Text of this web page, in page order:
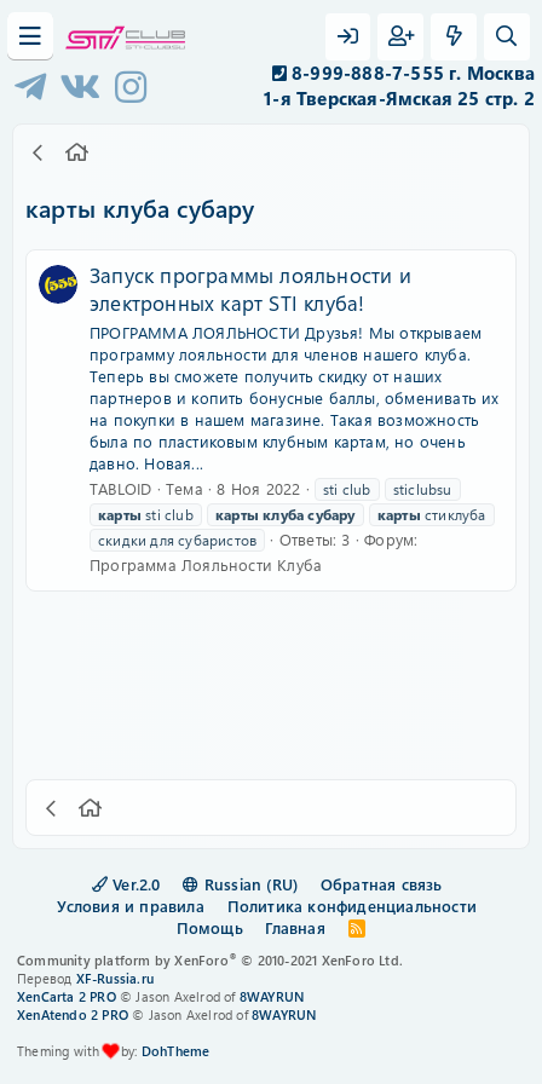
8-999-888-7-555 г. Москва
1-я Тверская-Ямская 25 стр. 2
карты клуба субару
Запуск программы лояльности и
электронных карт STI клуба!
ПРОГРАММА ЛОЯЛЬНОСТИ Друзья! Мы открываем
программу лояльности для членов нашего клуба.
Теперь вы сможете получить скидку от наших
партнеров и копить бонусные баллы, обменивать их
на покупки в нашем магазине. Такая возможность
была по пластиковым клубным картам, но очень
давно. Новая...
TABLOID
Тема 8 Ноя 2022 sti club
sticlubsu
карты sti club карты клуба субару карты стиклуба
скидки для субаристов
Ответы: 3
Форум:
Программа Лояльности Клуба
Ver.2.0 Russian (RU)
Обратная связь
Условия и правила
Политика конфиденциальности
Помощь
Главная
R
S
Community platform by XenForo® © 2010-2021 XenForo Ltd.
Перевод XF-Russia.ru
XenCarta 2 PRO© Jason Axelrod of 8WAYRUN
XenAtendo 2 PRO © Jason Axelrod of8WAYRUN
Theming with
by: DohTheme